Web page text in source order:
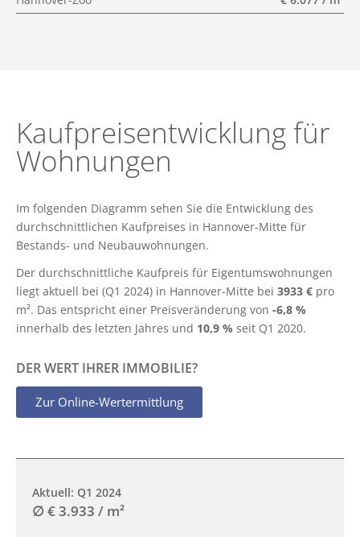
Kaufpreisentwicklung für
Wohnungen
Im folgenden Diagramm sehen Sie die Entwicklung des
durchschnittlichen Kaufpreises in Hannover-Mitte für
Bestands- und Neubauwohnungen.
Der durchschnittliche Kaufpreis für Eigentumswohnungen
liegt aktuell bei (Q1 2024) in Hannover-Mitte bei 3933 € pro
m². Das entspricht einer Preisveränderung von -6,8 %
innerhalb des letzten Jahres und 10,9 % seit Q1 2020.
DER WERT IHRER IMMOBILIE?
Zur Online-Wertermittlung
Aktuell: Q1 2024
∅ € 3.933 / m²